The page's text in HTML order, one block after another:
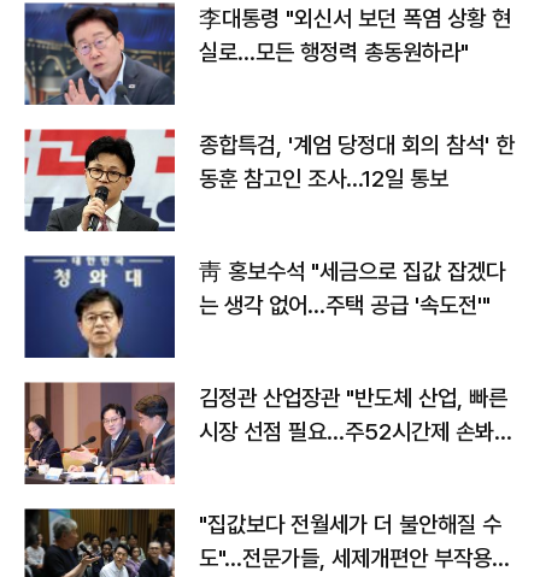
李대통령 "외신서 보던 폭염 상황 현
실로…모든 행정력 총동원하라"
종합특검, '계엄 당정대 회의 참석' 한
동훈 참고인 조사...12일 통보
靑 홍보수석 "세금으로 집값 잡겠다
는 생각 없어…주택 공급 '속도전'"
김정관 산업장관 "반도체 산업, 빠른
시장 선점 필요…주52시간제 손봐
"집값보다 전월세가 더 불안해질 수
도"…전문가들, 세제개편안 부작용